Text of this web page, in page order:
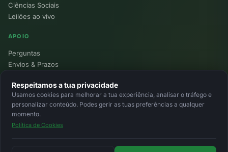
Ciências Sociais
Leilões ao vivo
APOIO
Perguntas
Envios & Prazos
Devoluções
Minha Conta
© 2026 Ecolivros. Todos os direitos reservados.
Respeitamos a tua privacidade
Usamos cookies para melhorar a tua experiência, analisar o tráfego e
personalizar conteúdo. Podes gerir as tuas preferências a qualquer
momento.
Política de Cookies